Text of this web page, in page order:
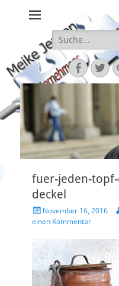
Staatliche
Suche
nach:
fuer-jeden-
deckel
Veröffentlicht
am
November 16, 2016
einen Kommentar